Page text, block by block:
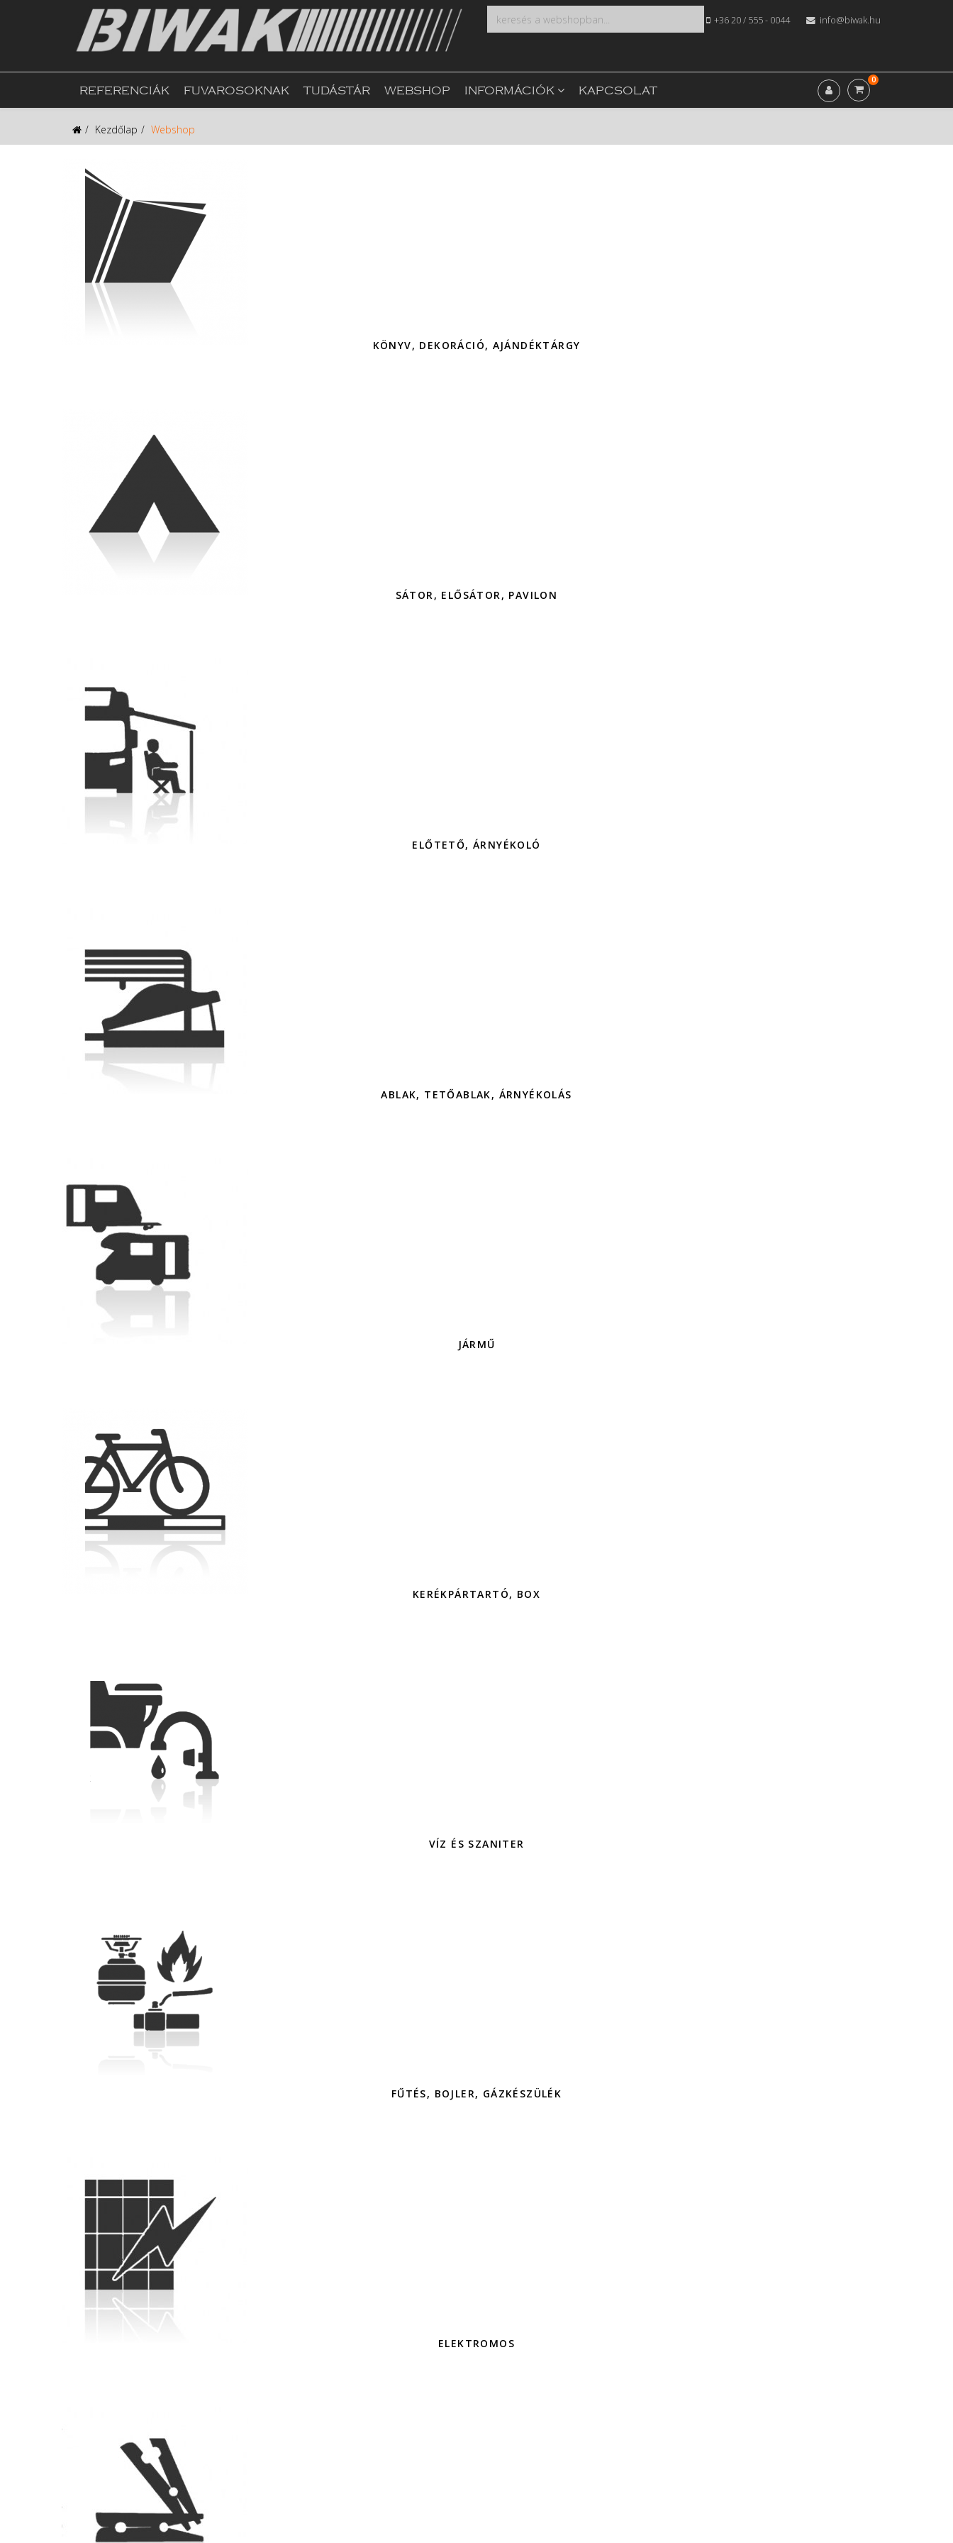
+36 20 / 555 - 0044 info@biwak.hu
0
REFERENCIÁK FUVAROSOKNAK TUDÁSTÁR WEBSHOP INFORMÁCIÓK KAPCSOLAT
Kezdőlap Webshop
KÖNYV, DEKORÁCIÓ, AJÁNDÉKTÁRGY
SÁTOR, ELŐSÁTOR, PAVILON
ELŐTETŐ, ÁRNYÉKOLÓ
ABLAK, TETŐABLAK, ÁRNYÉKOLÁS
JÁRMŰ
KERÉKPÁRTARTÓ, BOX
VÍZ ÉS SZANITER
FŰTÉS, BOJLER, GÁZKÉSZÜLÉK
ELEKTROMOS